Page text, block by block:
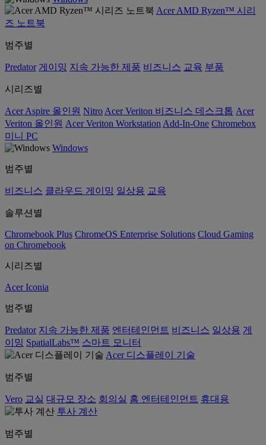
Acer AMD Ryzen™ 시리
즈 노트북
범주별
Predator 게이밍 지속 가능한 제품 비즈니스 교육 부품
시리즈별
Acer Aspire 올인원 Nitro Acer Veriton 비즈니스 데스크톱 Acer
Veriton 올인원 Acer Veriton Workstation Add-In-One Chromebox
미니 PC
Windows
범주별
비즈니스 클라우드 게이밍 일상용 교육
솔루션별
Chromebook Plus ChromeOS Enterprise Solutions Cloud Gaming
on Chromebook
시리즈별
Acer Iconia
범주별
Predator 지속 가능한 제품 엔터테인먼트 비즈니스 일상용 게
이밍 SpatialLabs™ 스마트 모니터
Acer 디스플레이 기술
범주별
Vero 교실 대규모 장소 회의실 홈 엔터테인먼트 휴대용
투사 계산
범주별